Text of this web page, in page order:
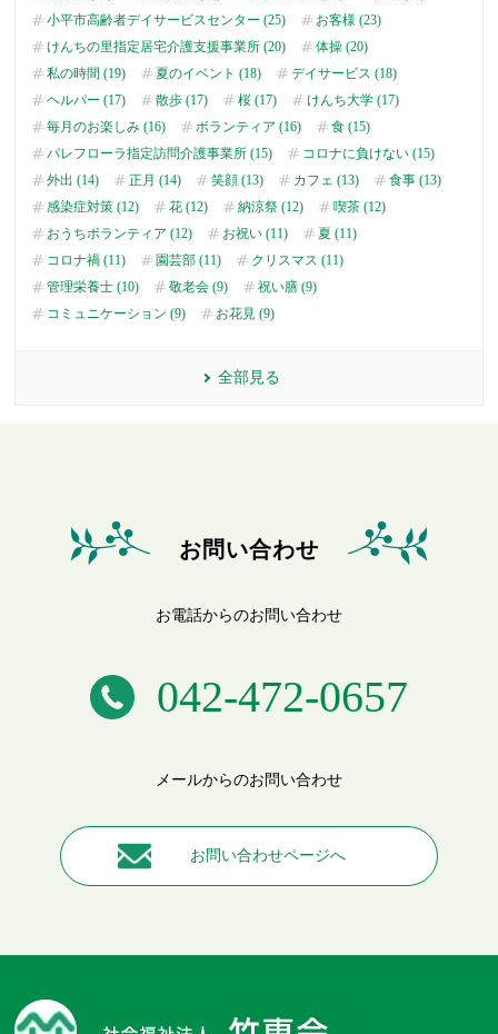
小平市高齢者デイサービスセンター (25)
お客様 (23)
けんちの里指定居宅介護支援事業所 (20)
体操 (20)
私の時間 (19)
夏のイベント (18)
デイサービス (18)
ヘルパー (17)
散歩 (17) 桜 (17)
けんち大学 (17)
毎月のお楽しみ (16)
ボランティア (16)
食 (15)
パレフローラ指定訪問介護事業所 (15)
コロナに負けない (15)
外出 (14)
正月 (14) 笑顔 (13) カフェ (13)
食事 (13)
感染症対策 (12)
花 (12) 納涼祭 (12)
喫茶 (12)
おうちボランティア (12)
お祝い (11)
夏 (11)
コロナ禍 (11)
園芸部 (11)
クリスマス (11)
管理栄養士 (10)
敬老会 (9)
祝い膳 (9)
コミュニケーション (9)
お花見 (9)
全部見る
お問い合わせ
お電話からのお問い合わせ
042-472-0657
メールからのお問い合わせ
お問い合わせページへ